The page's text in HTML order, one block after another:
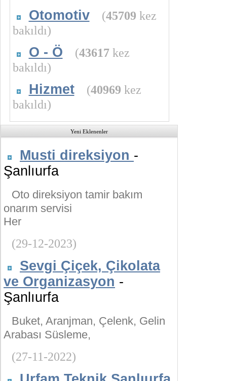
Otomotiv (45709 kez
bakıldı)
O - Ö (43617kez
bakıldı)
Hizmet (40969 kez
bakıldı)
Yeni Eklenenler
Musti direksiyon -
Şanlıurfa
Oto direksiyon tamir bakım
onarım servisi
Her
(29-12-2023)
Sevgi Çiçek, Çikolata
ve Organizasyon -
Şanlıurfa
Buket, Aranjman, Çelenk, Gelin
Arabası Süsleme,
(27-11-2022)